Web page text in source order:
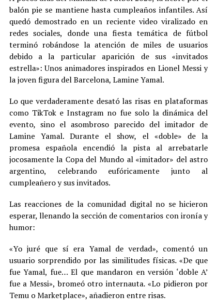
balón pie se mantiene hasta cumpleaños infantiles. Así
quedó demostrado en un reciente video viralizado en
redes sociales, donde una fiesta temática de fútbol
terminó robándose la atención de miles de usuarios
debido a la particular aparición de sus «invitados
estrella»: Unos animadores inspirados en Lionel Messi y
la joven figura del Barcelona, Lamine Yamal.
Lo que verdaderamente desató las risas en plataformas
como TikTok e Instagram no fue solo la dinámica del
evento, sino el asombroso parecido del imitador de
Lamine Yamal. Durante el show, el «doble» de la
promesa española encendió la pista al arrebatarle
jocosamente la Copa del Mundo al «imitador» del astro
argentino, celebrando eufóricamente junto al
cumpleañero y sus invitados.
Las reacciones de la comunidad digital no se hicieron
esperar, llenando la sección de comentarios con ironía y
humor:
«Yo juré que sí era Yamal de verdad», comentó un
usuario sorprendido por las similitudes físicas. «De que
fue Yamal, fue… El que mandaron en versión ‘doble A’
fue a Messi», bromeó otro internauta. «Lo pidieron por
Temu o Marketplace», añadieron entre risas.